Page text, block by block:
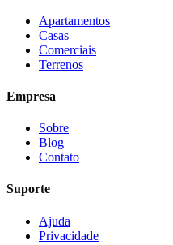
Apartamentos
Casas
Comerciais
Terrenos
Empresa
Sobre
Blog
Contato
Suporte
Ajuda
Privacidade